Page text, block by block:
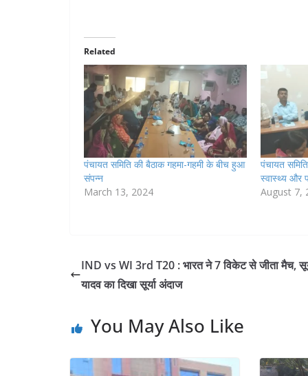
Related
पंचायत समिति की बैठाक गहमा-गहमी के बीच हुआ
संपन्न
March 13, 2024
पंचायत
स्वास्थ्य और
August 7,
IND vs WI 3rd T20 : भारत ने 7 विकेट से जीता मैच,
यादव का दिखा सूर्या अंदाज
You May Also Like